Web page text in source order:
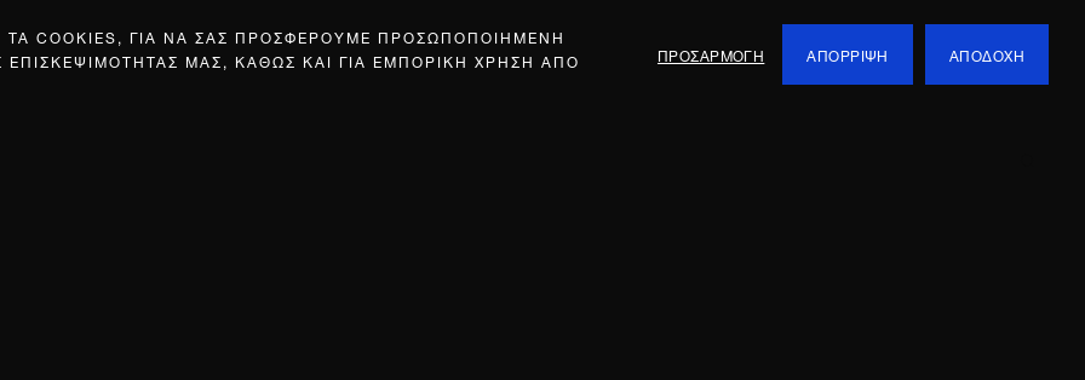
COOKIES, ΓΙΑ ΝΑ ΣΑΣ ΠΡΟΣΦΕΡΟΥΜΕ ΠΡΟΣΩΠΟΠΟΙΗΜΕΝΗ
ΜΑΣ, ΚΑΘΩΣ ΚΑΙ ΓΙΑ ΕΜΠΟΡΙΚΗ ΧΡΗΣΗ ΑΠΟ
ΠΡΟΣΑΡΜΟΓΗ ΑΠΟΡΡΙΨΗ ΑΠΟΔΟΧΗ